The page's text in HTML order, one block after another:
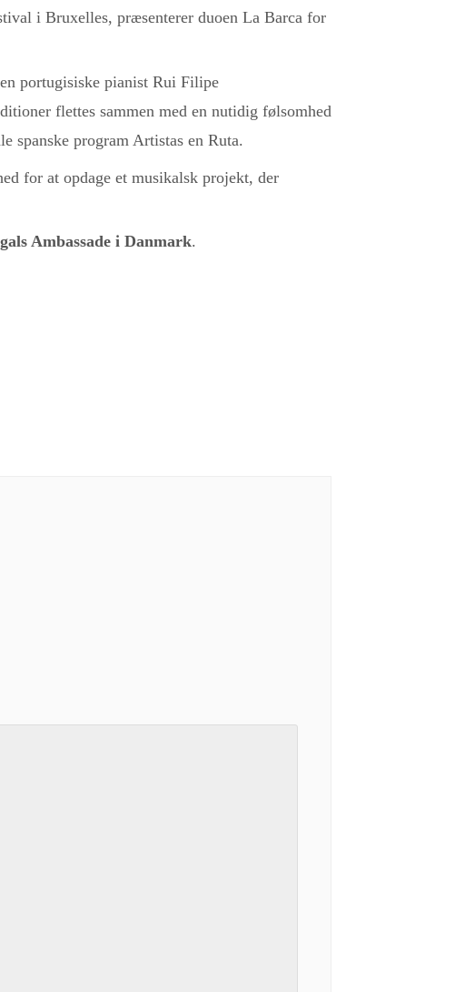
i Bruxelles, præsenterer duoen La Barca for
portugisiske pianist Rui Filipe
flettes sammen med en nutidig følsomhed
spanske program Artistas en Ruta.
for at opdage et musikalsk projekt, der
Ambassade i Danmark.